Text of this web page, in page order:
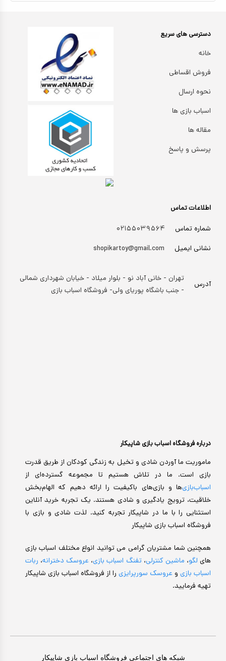
درباره فروشگاه اسباب بازی شاپیکار
ماموریت ما آوردن شادی و تخیل به زندگی کودکان از طریق قدرت
بازی است. ما در تلاش هستیم تا مجموعه گسترده‌ای از
اسباب‌بازی‌ها و بازی‌های باکیفیت را ارائه دهیم که الهام‌بخش
خلاقیت، ترویج یادگیری و شادی هستند. یک تجربه خرید آنلاین
استثنایی را با ما در شاپیکار تجربه کنید. لذت شادی و بازی با
فروشگاه اسباب بازی شاپیکار
همچنین شما مشتریان گرامی می توانید انواع مختلف اسباب بازی
های لگو، ماشین کنترلی،تفنگ اسباب بازی، عروسک دخترانه، ربات
اسباب بازی و عروسک سورپرایزی را از فروشگاه اسباب بازی شاپیکار
تهیه فرمایید.
اطلاعات تماس
شماره تماس
۰۲۱۵۵۰۳۹۵۶۴
نشانی ایمیل
shopikartoy@gmail.com
آدرس
تهران - خانی آباد نو - بلوار میلاد - خیابان شهرداری شمالی
- جنب باشگاه پوریای ولی- فروشگاه اسباب بازی
دسترسی های سریع
خانه
فروش اقساطی
نحوه ارسال
اسباب بازی ها
مقاله ها
پرسش و پاسخ
شبکه های اجتماعی فروشگاه اسباب بازی شاپیکار